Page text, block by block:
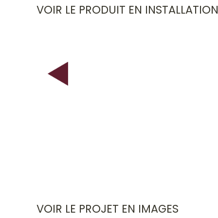
VOIR LE PRODUIT EN INSTALLATION
VOIR LE PROJET EN IMAGES